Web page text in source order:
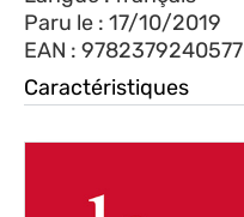
Paru le : 17/10/2019
EAN : 9782379240577
Caractéristiques